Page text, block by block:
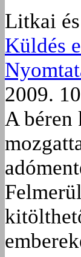
Litkai
Küldés
2009.
A béren